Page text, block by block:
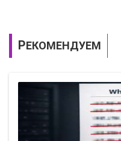
РЕКОМЕНДУЕМ